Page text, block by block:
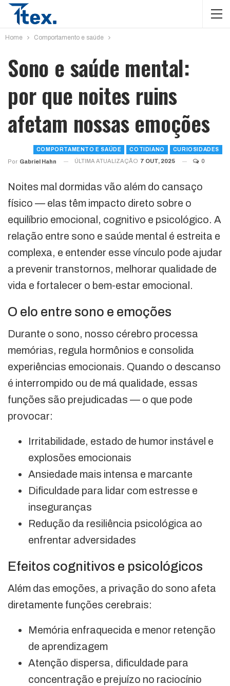
Home Comportamento e saúde
Sono e saúde mental:
por que noites ruins
afetam nossas emoções
COMPORTAMENTO E SAÚDE COTIDIANO CURIOSIDADES
Por Gabriel Hahn ÚLTIMA ATUALIZAÇÃO 7 OUT, 2025 0
Noites mal dormidas vão além do cansaço
físico — elas têm impacto direto sobre o
equilíbrio emocional, cognitivo e psicológico. A
relação entre sono e saúde mental é estreita e
complexa, e entender esse vínculo pode ajudar
a prevenir transtornos, melhorar qualidade de
vida e fortalecer o bem-estar emocional.
O elo entre sono e emoções
Durante o sono, nosso cérebro processa
memórias, regula hormônios e consolida
experiências emocionais. Quando o descanso
é interrompido ou de má qualidade, essas
funções são prejudicadas — o que pode
provocar:
Irritabilidade, estado de humor instável e
explosões emocionais
Ansiedade mais intensa e marcante
Dificuldade para lidar com estresse e
inseguranças
Redução da resiliência psicológica ao
enfrentar adversidades
Efeitos cognitivos e psicológicos
Além das emoções, a privação do sono afeta
diretamente funções cerebrais:
Memória enfraquecida e menor retenção
de aprendizagem
Atenção dispersa, dificuldade para
concentração e prejuízo no raciocínio